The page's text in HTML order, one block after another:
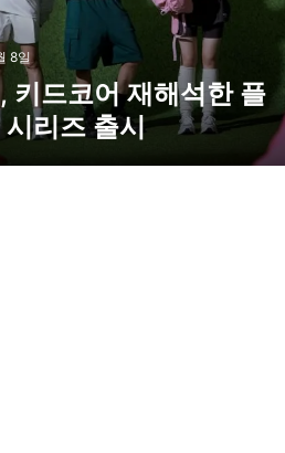
8일
키드코어 재해석한 플
시리즈 출시